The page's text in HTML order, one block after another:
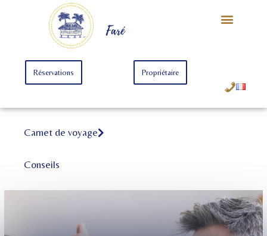
Faré
Réservations Propriétaire
Carnet de voyage
Conseils